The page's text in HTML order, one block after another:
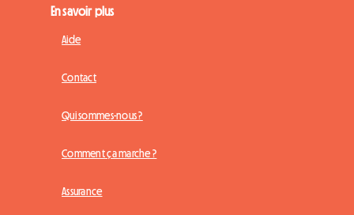
En savoir plus
Aide
Contact
Qui sommes-nous ?
Comment ça marche ?
Assurance